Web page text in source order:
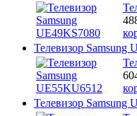
Телевизор Samsung
Телевизор Samsung